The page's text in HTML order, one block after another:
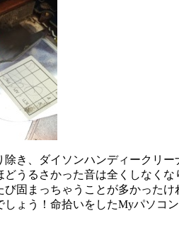
き、ダイソンハンディークリー
うるさかった音は全くしなくな
固まっちゃうことが多かったけ
ょう！命拾いをしたMyパソコ